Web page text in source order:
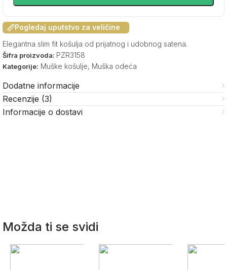
Pogledaj uputstvo za veličine
Elegantna slim fit košulja od prijatnog i udobnog satena.
Šifra proizvoda: PZR3158
Kategorije: Muške košulje, Muška odeća
Dodatne informacije
Recenzije (3)
Informacije o dostavi
Možda ti se svidi